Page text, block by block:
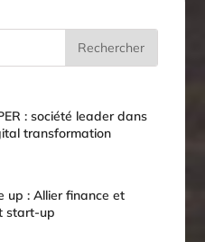
Rechercher
: société leader dans
transformation
up : Allier finance et
start-up